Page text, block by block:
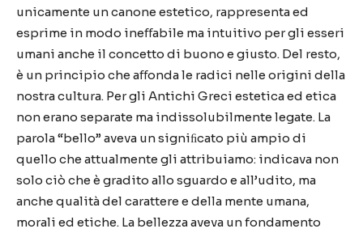
unicamente un canone estetico, rappresenta ed
esprime in modo ineﬀabile ma intuitivo per gli esseri
umani anche il concetto di buono e giusto. Del resto,
è un principio che aﬀonda le radici nelle origini della
nostra cultura. Per gli Antichi Greci estetica ed etica
non erano separate ma indissolubilmente legate. La
parola “bello” aveva un signiﬁcato più ampio di
quello che attualmente gli attribuiamo: indicava non
solo ciò che è gradito allo sguardo e all’udito, ma
anche qualità del carattere e della mente umana,
morali ed etiche. La bellezza aveva un fondamento